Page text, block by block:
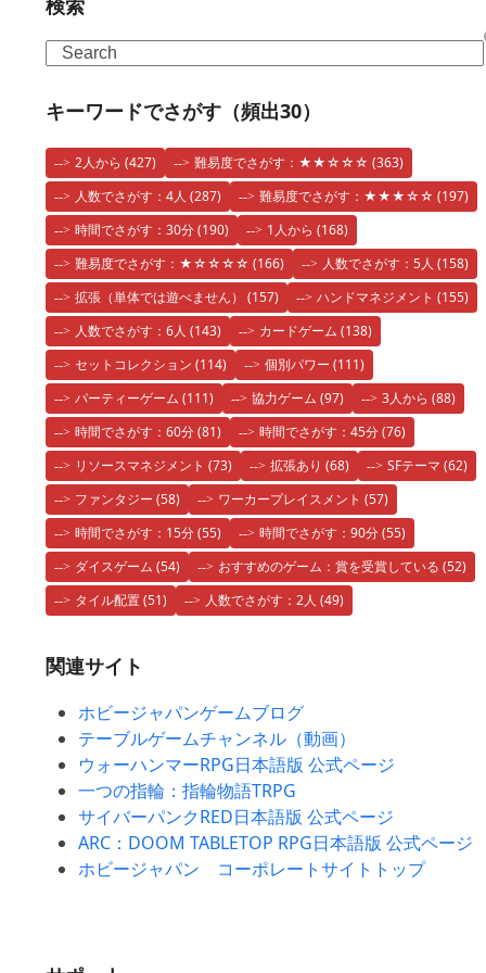
検索
Search
キーワードでさがす（頻出30）
2人から (427) 難易度でさがす：★★☆☆☆ (363)
人数でさがす：4人 (287) 難易度でさがす：★★★☆☆ (197)
時間でさがす：30分(190) 1人から (168)
難易度でさがす：★☆☆☆☆ (166) 人数でさがす：5人 (158)
拡張（単体では遊べません） (157) ハンドマネジメント (155)
人数でさがす：6人 (143) カードゲーム (138)
セットコレクション (114) 個別パワー (111)
パーティーゲーム (111) 協力ゲーム (97) 3人から (88)
時間でさがす：60分(81) 時間でさがす：45分(76)
リソースマネジメント (73) 拡張あり (68) SFテーマ (62)
ファンタジー (58) ワーカープレイスメント (57)
時間でさがす：15分(55) 時間でさがす：90分(55)
ダイスゲーム (54) おすすめのゲーム：賞を受賞している (52)
タイル配置(51) 人数でさがす：2人 (49)
関連サイト
ホビージャパンゲームブログ
テーブルゲームチャンネル（動画）
ウォーハンマーRPG日本語版 公式ページ
一つの指輪：指輪物語TRPG
サイバーパンクRED日本語版 公式ページ
ARC：DOOM TABLETOP RPG日本語版 公式ページ
ホビージャパン コーポレートサイトトップ